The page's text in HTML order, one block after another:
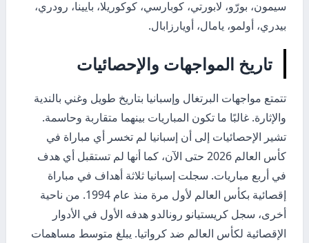
سيمون، بورّو، لابورتي، كوبارسي، كوكوريلا، بايينا، رودري،
بيدري، أولمو، يامال، أويارزابال.
تاريخ المواجهات والإحصائيات
تتمتع مواجهات البرتغال وإسبانيا بتاريخ طويل وغني بالندية
والإثارة. غالبًا ما تكون المباريات بينهما متقاربة وحاسمة.
تشير الإحصائيات إلى أن إسبانيا لم تخسر أي مباراة في
كأس العالم 2026 حتى الآن، كما أنها لم تستقبل أي هدف
في أربع مباريات. سجلت إسبانيا ثلاثة أهداف في مباراة
إقصائية بكأس العالم لأول مرة منذ عام 1994. من ناحية
أخرى، سجل كريستيانو رونالدو هدفه الأول في الأدوار
الإقصائية لكأس العالم ضد كرواتيا. يبلغ متوسط مساهمات